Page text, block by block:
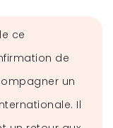
ce
de
un
Il